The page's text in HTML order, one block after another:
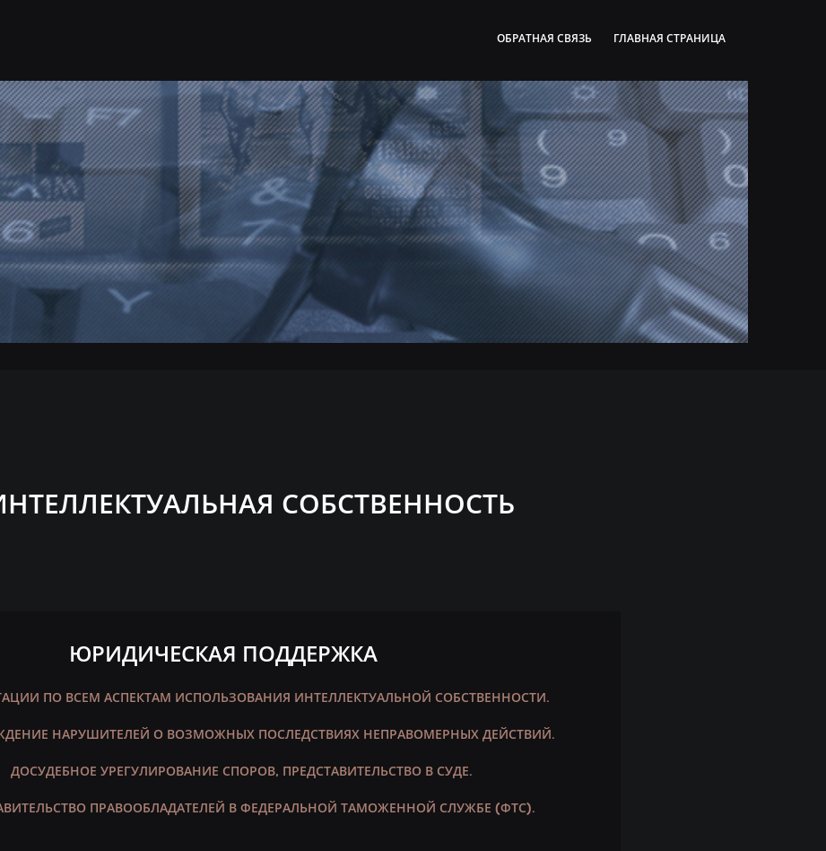
ОБРАТНАЯ СВЯЗЬ ГЛАВНАЯ СТРАНИЦА
СОБСТВЕННОСТЬ
ЮРИДИЧЕСКАЯ ПОДДЕРЖКА
ПО ВСЕМ АСПЕКТАМ ИСПОЛЬЗОВАНИЯ ИНТЕЛЛЕКТУАЛЬНОЙ СОБСТВЕННОСТИ.
НАРУШИТЕЛЕЙ О ВОЗМОЖНЫХ ПОСЛЕДСТВИЯХ НЕПРАВОМЕРНЫХ ДЕЙСТВИЙ.
ДОСУДЕБНОЕ УРЕГУЛИРОВАНИЕ СПОРОВ, ПРЕДСТАВИТЕЛЬСТВО В СУДЕ.
ПРАВООБЛАДАТЕЛЕЙ В ФЕДЕРАЛЬНОЙ ТАМОЖЕННОЙ СЛУЖБЕ (ФТС).